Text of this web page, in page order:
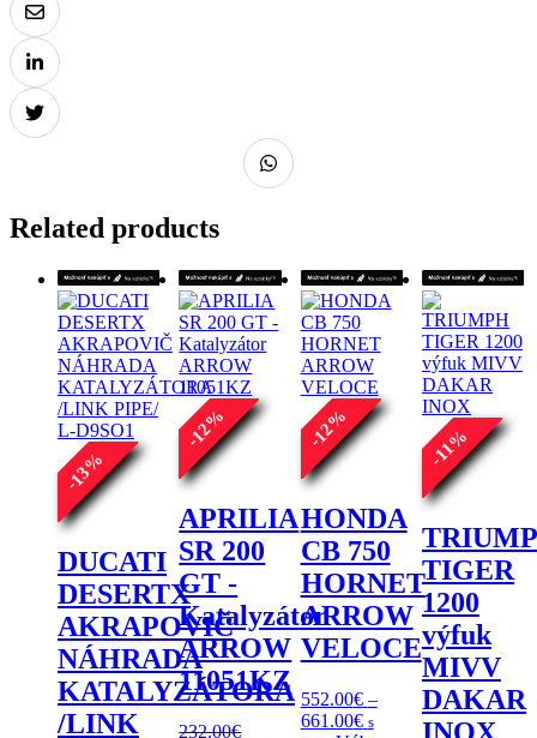
Related products
-
13
%
DUCATI
DESERTX
AKRAPOVIČ
NÁHRADA
KATALYZÁTORA
/LINK
-
12
%
APRILIA
SR 200
GT -
Katalyzátor
ARROW
11051KZ
232.00€
-
12%
HONDA
CB 750
HORNET
ARROW
VELOCE
552.00€ –
661.00€Price
s
-
11
%
TIGER
1200
výfuk
MIVV
DAKAR